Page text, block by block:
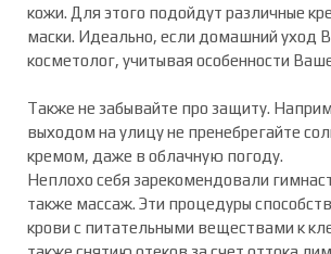
кожи. Для этого подойдут различные
маски. Идеально, если домашний уход
косметолог, учитывая особенности
Также не забывайте про защиту.
выходом на улицу не пренебрегайте
кремом, даже в облачную погоду.
Неплохо себя зарекомендовали
также массаж. Эти процедуры
крови с питательными веществами к